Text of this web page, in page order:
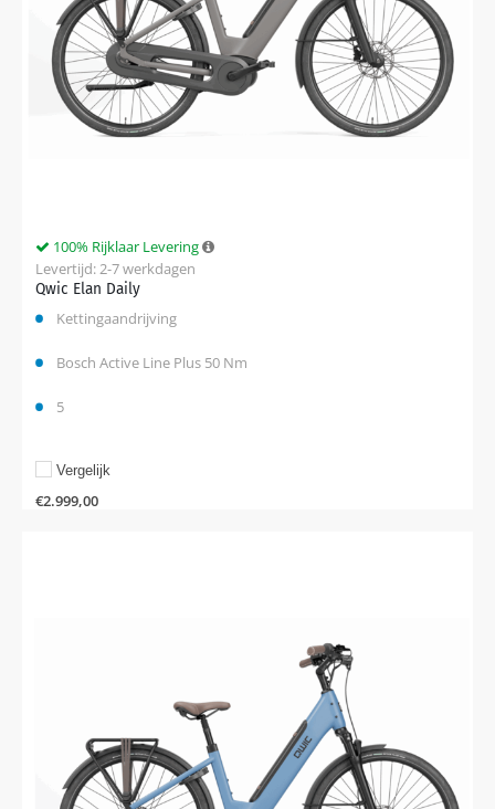
Qwic Elan Daily
100% Rijklaar Levering
Levertijd: 2-7 werkdagen
Kettingaandrijving
Bosch Active Line Plus 50 Nm
5
€2.999,00
Vergelijk